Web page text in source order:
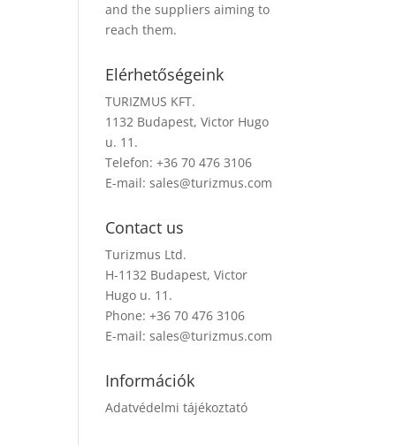
and the suppliers aiming to
reach them.
Elérhetőségeink
TURIZMUS KFT.
1132 Budapest, Victor Hugo
u. 11.
Telefon: +36 70 476 3106
E-mail:sales@turizmus.com
Contact us
Turizmus Ltd.
H-1132 Budapest, Victor
Hugo u. 11.
Phone: +36 70 476 3106
E-mail:sales@turizmus.com
Információk
Adatvédelmi tájékoztató